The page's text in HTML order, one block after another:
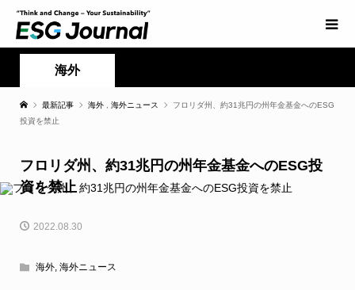
海外
最新記事 海外 海外ニュース
フロリダ州、約31兆円の州年金基金へのESG
投資を禁止
フロリダ州、約31兆円の州年金基金へのESG投
資を禁止
2022.08.30
海外, 海外ニュース